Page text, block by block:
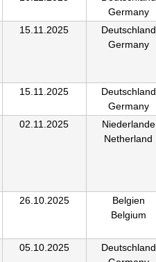
Germany
15.11.2025
Deutschland
Germany
15.11.2025
Deutschland
Germany
02.11.2025
Niederlande
Netherland
26.10.2025
Belgien
Belgium
05.10.2025
Deutschland